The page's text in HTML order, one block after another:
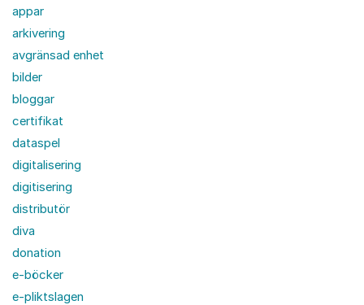
appar
arkivering
avgränsad enhet
bilder
bloggar
certifikat
dataspel
digitalisering
digitisering
distributör
diva
donation
e-böcker
e-pliktslagen